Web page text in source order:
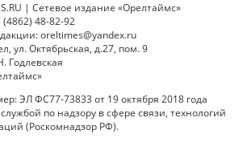
| Сетевое издание «Орелтаймс»
48-82-92
oreltimes@yandex.ru
ул. Октябрьская, д.27, пом. 9
Годлевская
ЭЛ ФС77-73833 от 19 октября 2018 года
по надзору в сфере связи, технологий
(Роскомнадзор РФ).